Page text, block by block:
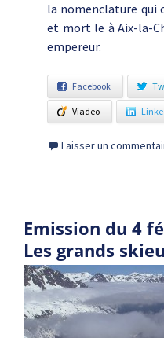
la nomenclature qui
et mort le à Aix-la-
empereur.
Facebook
Viadeo
Laisser un
Emission du 4
Les grands